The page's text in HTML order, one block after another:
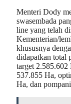
Menteri Dody
swasembada
line yang telah
Kementerian/
khususnya
didapatkan total
target 2.585.602
537.855 Ha,
Ha, dan